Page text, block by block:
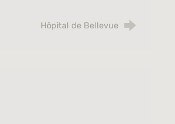
Hôpital de Bellevue